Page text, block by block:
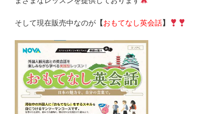
そして現在販売中なのが 【おもてなし英会話】